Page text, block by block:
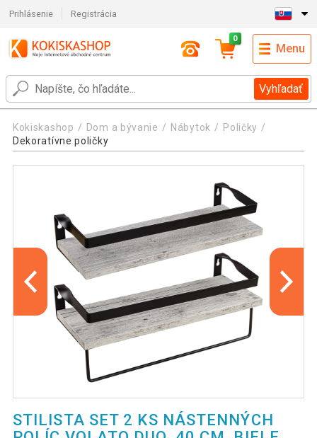
Prihlásenie Registrácia
Vyhľadať
0
Menu
Kokiskashop Dom a bývanie Nábytok
Poličky
Dekoratívne poličky
STILISTA SET 2 KS NÁSTENNÝCH